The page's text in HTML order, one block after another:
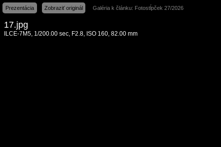
Prezentácia Zobraziť originál Galéria k článku: Fotostĺpček 27/2026
17.jpg
ILCE-7M5, 1/200.00 sec, F2.8, ISO 160, 82.00 mm